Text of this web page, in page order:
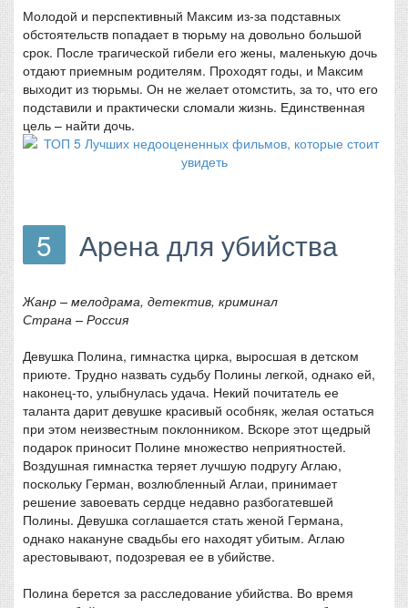
Молодой и перспективный Максим из-за подставных
обстоятельств попадает в тюрьму на довольно большой
срок. После трагической гибели его жены, маленькую дочь
отдают приемным родителям. Проходят годы, и Максим
выходит из тюрьмы. Он не желает отомстить, за то, что его
подставили и практически сломали жизнь. Единственная
цель – найти дочь.
5 Арена для убийства
Жанр – мелодрама, детектив, криминал
Страна – Россия
Девушка Полина, гимнастка цирка, выросшая в детском
приюте. Трудно назвать судьбу Полины легкой, однако ей,
наконец-то, улыбнулась удача. Некий почитатель ее
таланта дарит девушке красивый особняк, желая остаться
при этом неизвестным поклонником. Вскоре этот щедрый
подарок приносит Полине множество неприятностей.
Воздушная гимнастка теряет лучшую подругу Аглаю,
поскольку Герман, возлюбленный Аглаи, принимает
решение завоевать сердце недавно разбогатевшей
Полины. Девушка соглашается стать женой Германа,
однако накануне свадьбы его находят убитым. Аглаю
арестовывают, подозревая ее в убийстве.
Полина берется за расследование убийства. Во время